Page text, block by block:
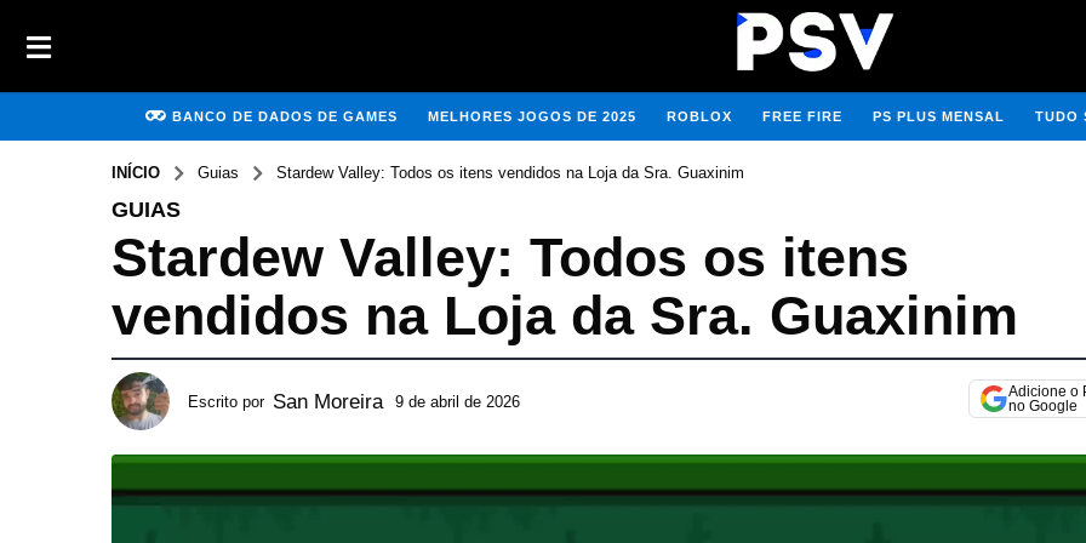
BANCO DE DADOS DE GAMES MELHORES JOGOS DE 2025 ROBLOX FREE FIRE PS PLUS MENSAL TUDO
INÍCIO Guias Stardew Valley: Todos os itens vendidos na Loja da Sra. Guaxinim
GUIAS
Stardew Valley: Todos os itens
vendidos na Loja da Sra. Guaxinim
Escrito por San Moreira 9 de abril de 2026
m
Adicione o
no Google